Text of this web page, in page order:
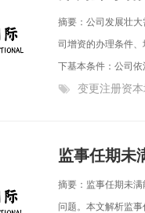
摘要：公司发展壮
司增资的办理条件
下基本条件：公司
变更注册资
监事任期未
摘要：监事任期未
问题。本文解析监